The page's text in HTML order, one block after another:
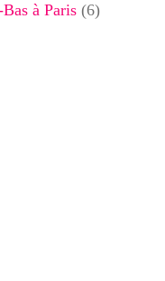
à Paris (6)